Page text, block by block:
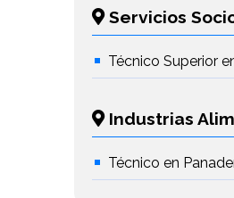
Servicios
Técnico Superior
Industrias
Técnico en